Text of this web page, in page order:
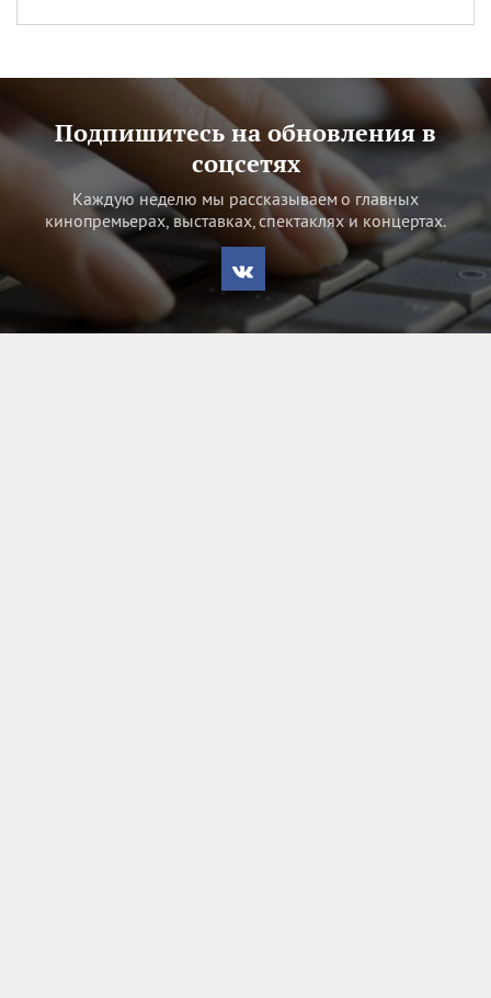
Подпишитесь на обновления в
соцсетях
Каждую неделю мы рассказываем о главных
кинопремьерах, выставках, спектаклях и концертах.